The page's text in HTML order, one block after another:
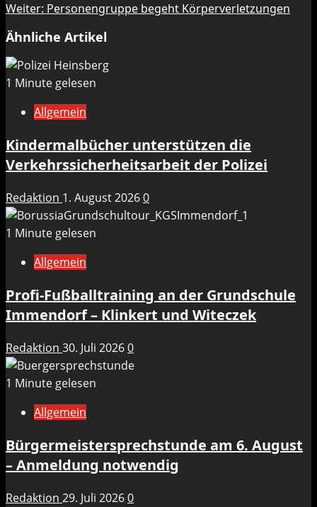
Weiter: Personengruppe begeht Körperverletzungen
Ähnliche Artikel
1 Minute gelesen
Allgemein
Kindermalbücher unterstützen die
Verkehrssicherheitsarbeit der Polizei
Redaktion 1. August 20260
1 Minute gelesen
Allgemein
Profi-Fußballtraining an der Grundschule
Immendorf – Klinkert und Witeczek
Redaktion 30. Juli 20260
1 Minute gelesen
Allgemein
Bürgermeistersprechstunde am 6. August
– Anmeldung notwendig
Redaktion 29. Juli 20260